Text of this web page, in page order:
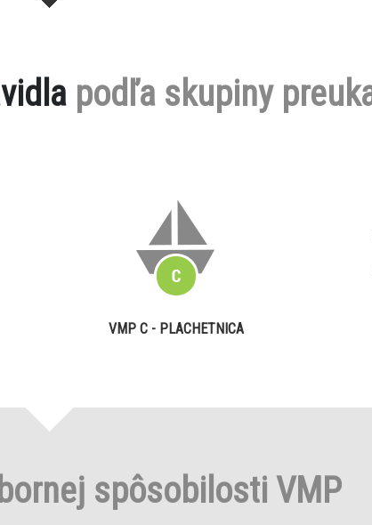
podľa skupiny
VMP C - PLACHETNICA
spôsobilosti VMP